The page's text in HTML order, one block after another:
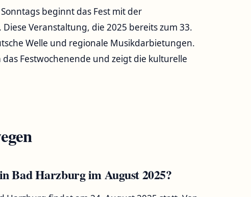
beginnt das Fest mit der
Veranstaltung, die 2025 bereits zum 33.
Welle und regionale Musikdarbietungen.
Festwochenende und zeigt die kulturelle
Bad Harzburg im August 2025?